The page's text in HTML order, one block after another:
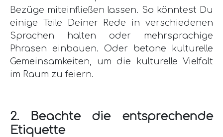
Bezüge miteinfließen lassen. So könntest Du
einige Teile Deiner Rede in verschiedenen
Sprachen halten oder mehrsprachige
Phrasen einbauen. Oder betone kulturelle
Gemeinsamkeiten, um die kulturelle Vielfalt
im Raum zu feiern.
2. Beachte die entsprechende
Etiquette